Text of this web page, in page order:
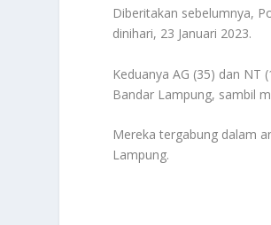
Diberitakan sebelumnya,
dinihari, 23 Januari 2023.
Keduanya AG (35) dan NT
Bandar Lampung, sambil
Mereka tergabung dalam
Lampung.